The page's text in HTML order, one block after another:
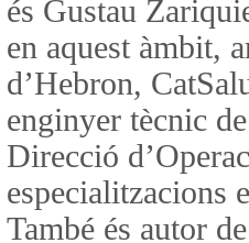
és Gustau
en aquest àmbit,
d’Hebron,
enginyer tècnic
Direcció
especialitzacions
També és autor